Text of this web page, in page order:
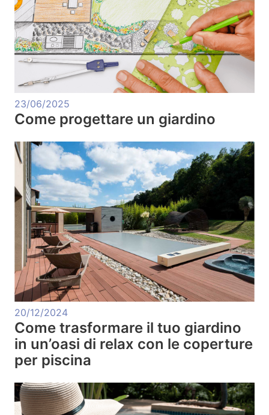
23/06/2025
Come progettare un giardino
20/12/2024
Come trasformare il tuo giardino
in un’oasi di relax con le coperture
per piscina